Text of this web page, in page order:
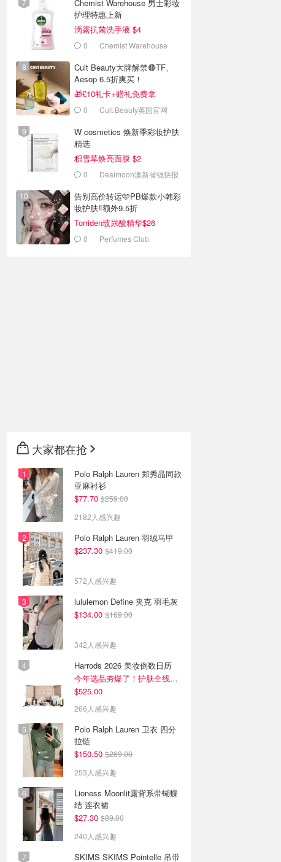
Chemist Warehouse 男士彩妆
护理特惠上新
滴露抗菌洗手液 $4
0 Chemist Warehouse
Cult Beauty大牌解禁🔴TF、
Aesop 6.5折爽买！
🎁£10礼卡+赠礼免费拿
0 Cult Beauty英国官网
W cosmetics 焕新季彩妆护肤
精选
积雪草焕亮面膜 $2
0 Dealmoon澳新省钱快报
告别高价转运🩷PB爆款小韩彩
妆护肤‼️额外9.5折
Torriden玻尿酸精华$26
0 Perfumes Club
大家都在抢
Polo Ralph Lauren 郑秀晶同款
亚麻衬衫
$77.70 $259.00
2182人感兴趣
Polo Ralph Lauren 羽绒马甲
$237.30 $419.00
572人感兴趣
lululemon Define 夹克 羽毛灰
$134.00 $169.00
342人感兴趣
Harrods 2026 美妆倒数日历
今年选品夯爆了！护肤全线都很绝
$525.00
266人感兴趣
Polo Ralph Lauren 卫衣 四分
拉链
$150.50 $269.00
253人感兴趣
Lioness Moonlit露背系带蝴蝶
结 连衣裙
$27.30 $89.00
240人感兴趣
SKIMS SKIMS Pointelle 吊带